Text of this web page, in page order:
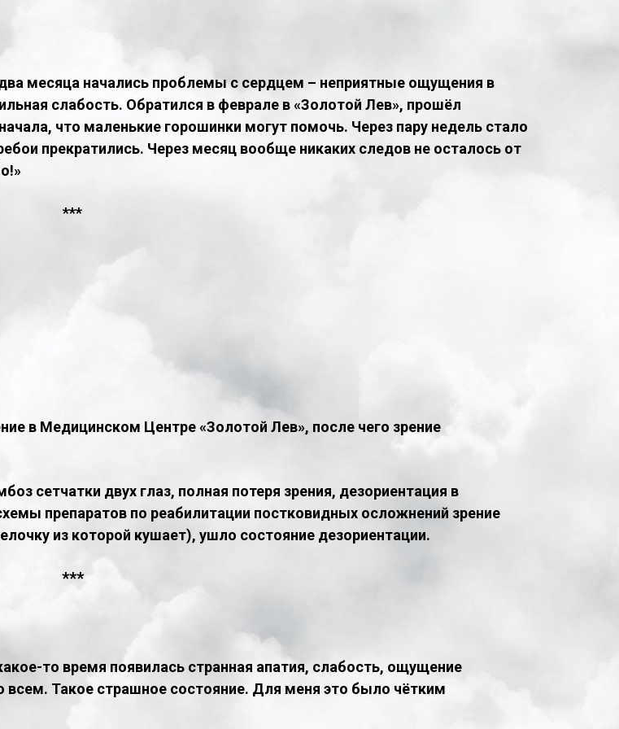
месяца начались проблемы с сердцем – неприятные ощущения в
слабость. Обратился в феврале в «Золотой Лев», прошёл
что маленькие горошинки могут помочь. Через пару недель стало
прекратились. Через месяц вообще никаких следов не осталось от
***​
в Медицинском Центре «Золотой Лев», после чего зрение
сетчатки двух глаз, полная потеря зрения, дезориентация в
препаратов по реабилитации постковидных осложнений зрение
из которой кушает), ушло состояние дезориентации.
***
то время появилась странная апатия, слабость, ощущение
всем. Такое страшное состояние. Для меня это было чётким